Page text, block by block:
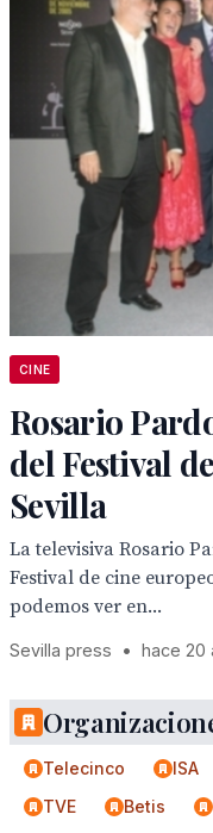
CINE
Rosario
del Festival
Sevilla
La televisiva Rosario
Festival de cine
podemos ver en...
Sevilla press • hace 20
Telecinco ISA
TVE
Betis